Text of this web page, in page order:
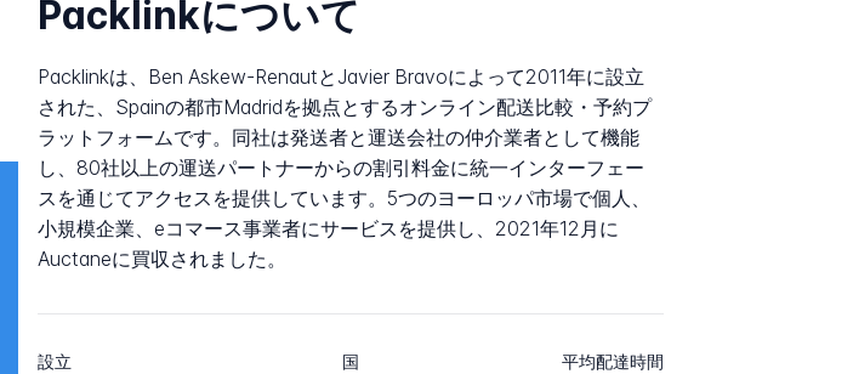
Packlinkについて
Packlinkは、Ben Askew-RenautとJavier Bravoによって2011年に設立
された、Spainの都市Madridを拠点とするオンライン配送比較・予約プ
ラットフォームです。同社は発送者と運送会社の仲介業者として機能
し、80社以上の運送パートナーからの割引料金に統一インターフェー
スを通じてアクセスを提供しています。5つのヨーロッパ市場で個人、
小規模企業、eコマース事業者にサービスを提供し、2021年12月に
Auctaneに買収されました。
設立 国 平均配達時間